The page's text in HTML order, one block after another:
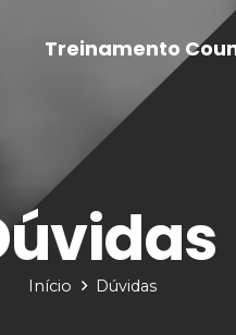
Treinamento
Início Dúvidas